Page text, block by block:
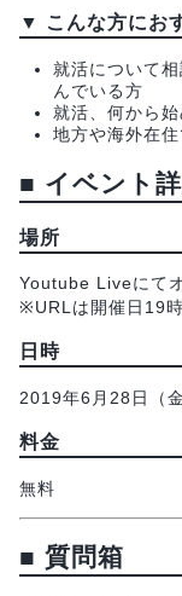
▼ こんな方にお
就活について
んでいる方
就活、何から
地方や海外在
■ イベント
場所
Youtube Liveにて
※URLは開催日19
日時
2019年6月28日（
料金
無料
■ 質問箱